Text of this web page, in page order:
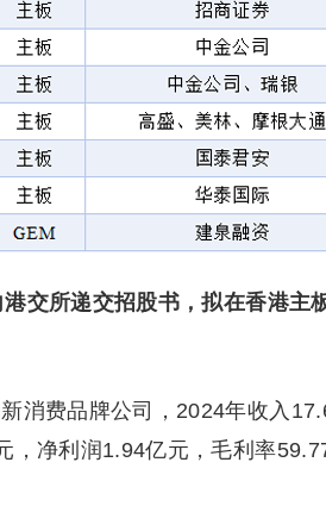
交所递交招股书，拟在香港主
消费品牌公司，2024年收入
净利润1.94亿元，毛利率